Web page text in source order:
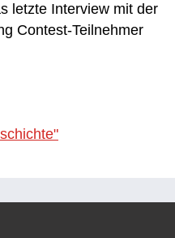
letzte Interview mit der
Contest-Teilnehmer